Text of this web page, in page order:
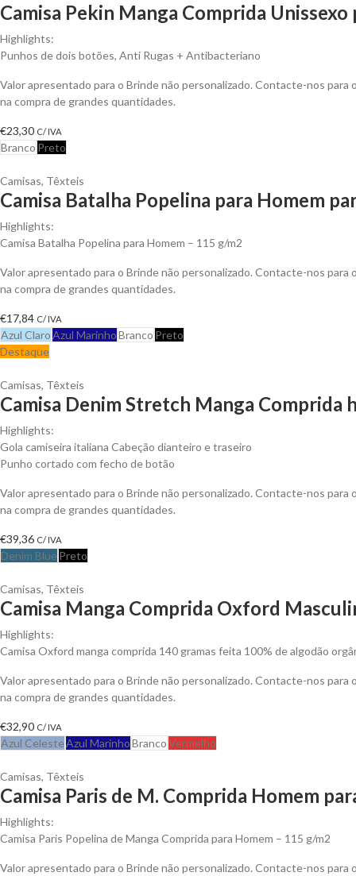
Camisa Pekin Manga Comprida
Highlights:
Punhos de dois botões, Anti Rugas + Antibacteriano
Valor apresentado para o Brinde não personalizado. Contacte-nos
na compra de grandes quantidades.
€23,30 C/ IVA
Branco Preto
Camisas, Têxteis
Camisa Batalha Popelina para Homem
Highlights:
Camisa Batalha Popelina para Homem – 115 g/m2
Valor apresentado para o Brinde não personalizado. Contacte-nos
na compra de grandes quantidades.
€17,84 C/ IVA
Azul ClaroAzul MarinhoBranco Preto
Destaque
Camisas, Têxteis
Camisa Denim Stretch Manga Comprida
Highlights:
Gola camiseira italiana Cabeção dianteiro e traseiro
Punho cortado com fecho de botão
Valor apresentado para o Brinde não personalizado. Contacte-nos
na compra de grandes quantidades.
€39,36 C/ IVA
Denim Blue Preto
Camisas, Têxteis
Camisa Manga Comprida Oxford
Highlights:
Camisa Oxford manga comprida 140 gramas feita 100% de algodão
Valor apresentado para o Brinde não personalizado. Contacte-nos
na compra de grandes quantidades.
€32,90 C/ IVA
Azul CelesteAzul MarinhoBrancoVermelho
Camisas, Têxteis
Camisa Paris de M. Comprida Homem
Highlights:
Camisa Paris Popelina de Manga Comprida para Homem – 115 g/m2
Valor apresentado para o Brinde não personalizado. Contacte-nos